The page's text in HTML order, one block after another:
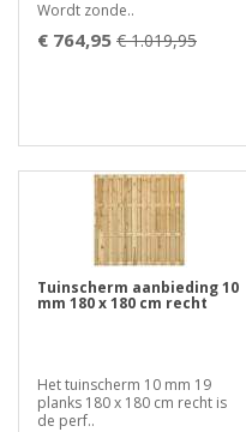
Wordt zonde..
€ 764,95 € 1.019,95
Tuinscherm aanbieding 10
mm 180 x 180 cm recht
Het tuinscherm 10 mm 19
planks 180 x 180 cm recht is
de perf..